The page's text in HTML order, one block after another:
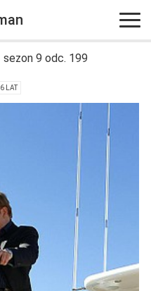
sezon 9 odc. 199
LAT